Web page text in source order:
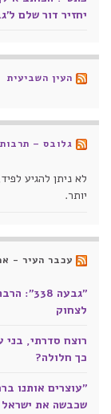
יחזיר דור שלם
העין השביעית
גלובס – תרבות
לא ניתן להגיע
יותר.
עכבר העיר -
"גבעה
לצחוק
רוצח סדרתי, בני
כך חלולה?
"עוצרים אותנו
שכבשה את ישראל